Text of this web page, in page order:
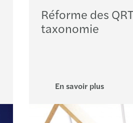
Réforme des
taxonomie
En savoir plus